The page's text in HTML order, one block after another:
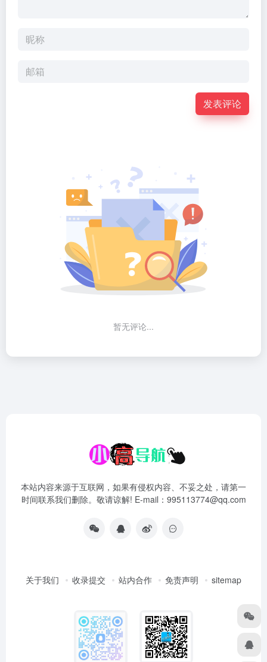
发表评论
暂无评论...
本站内容来源于互联网，如果有侵权内容、不妥之处，请第一
时间联系我们删除。敬请谅解! E-mail：995113774@qq.com
关于我们 收录提交 站内合作 免责声明 sitemap